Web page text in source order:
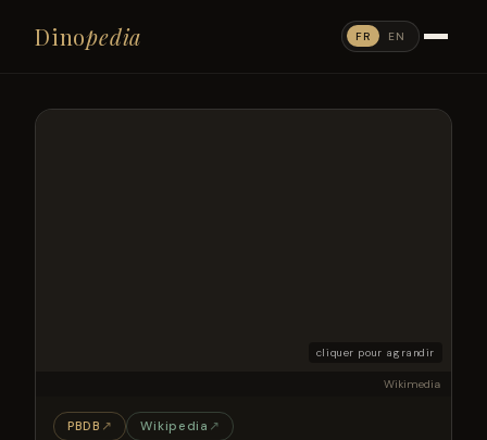
Dinopedia FR EN
cliquer pour agrandir
Wikimedia
PBDB ↗ Wikipedia ↗